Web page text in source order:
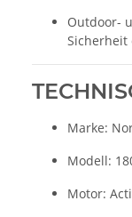
Outdoor-
Marke:
Modell:
Motor: